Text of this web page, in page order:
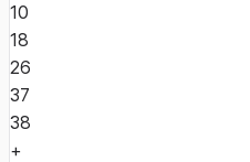
10
18
26
37
38
+